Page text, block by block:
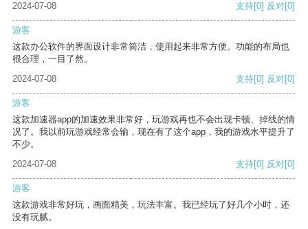
2024-07-08
支持[0] 反对[0]
游客
这款办公软件的界面设计非常简洁，使用起来非常方便。功能的布局也
很合理，一目了然。
2024-07-08
支持[0] 反对[0]
游客
这款加速器app的加速效果非常好，玩游戏再也不会出现卡顿、掉线的情
况了。我以前玩游戏经常会输，现在有了这个app，我的游戏水平提升了
不少。
2024-07-08
支持[0] 反对[0]
游客
这款游戏非常好玩，画面精美，玩法丰富。我已经玩了好几个小时，还
没有玩腻。